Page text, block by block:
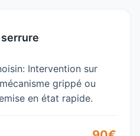
Intervention sur
grippé ou
en état rapide.